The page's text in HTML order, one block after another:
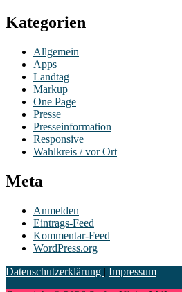
Kategorien
Allgemein
Apps
Landtag
Markup
One Page
Presse
Presseinformation
Responsive
Wahlkreis / vor Ort
Meta
Anmelden
Eintrags-Feed
Kommentar-Feed
WordPress.org
Datenschutzerklärung | Impressum